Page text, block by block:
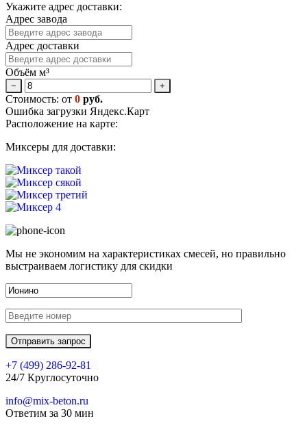
Укажите адрес доставки:
Адрес завода
Адрес доставки
Объём м³
− +
Стоимость: от 0 руб.
Ошибка загрузки Яндекс.Карт
Расположение на карте:
Миксеры для доставки:
Мы не экономим на характеристиках смесей, но правильно
выстраиваем логистику для скидки
+7 (499) 286-92-81
24/7 Круглосуточно
info@mix-beton.ru
Ответим за 30 мин